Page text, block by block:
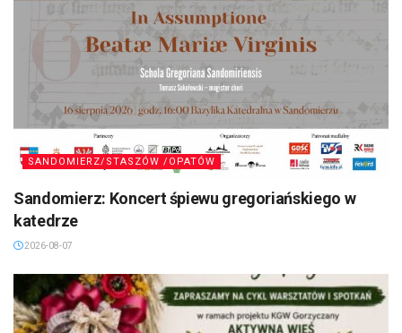
SANDOMIERZ/STASZÓW /OPATÓW
Sandomierz: Koncert śpiewu gregoriańskiego w
katedrze
2026-08-07